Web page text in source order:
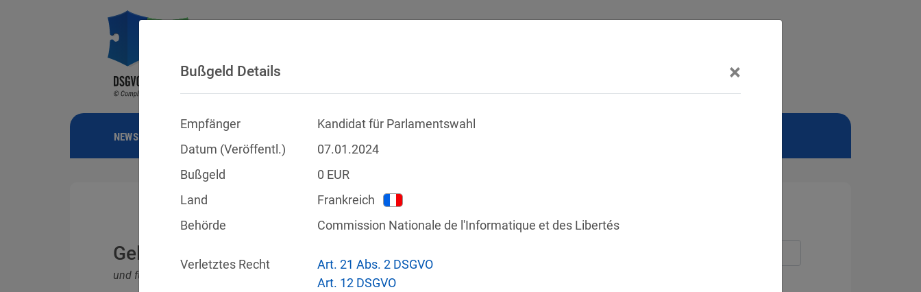
NEWS
Geldbußen für DSGVO-Verstöße
und für Verletzungen anderer Datenschutzgesetze
Bußgeld Details ×
Empfänger
Kandidat für Parlamentswahl
Datum (Veröffentl.)
07.01.2024
Bußgeld
0 EUR
Land
Frankreich
Behörde
Commission Nationale de l'Informatique et des Libertés
Verletztes Recht
Art. 21 Abs. 2 DSGVO
Art. 12 DSGVO